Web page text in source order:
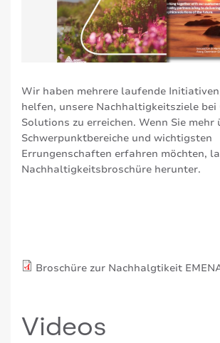
Wir haben mehrere laufende
helfen, unsere Nachhaltigkeitsziele bei
Solutions zu erreichen. Wenn Sie mehr
Schwerpunktbereiche und wichtigsten
Errungenschaften erfahren möchten,
Nachhaltigkeitsbroschüre herunter.
Broschüre zur Nachhalgtikeit
Videos